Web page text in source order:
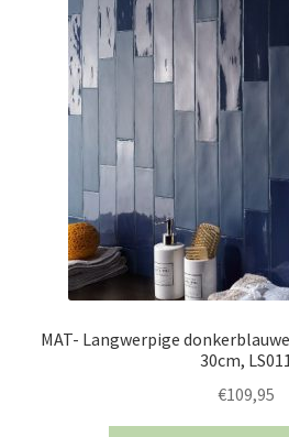
MAT- Langwerpige
30cm,
€109,95